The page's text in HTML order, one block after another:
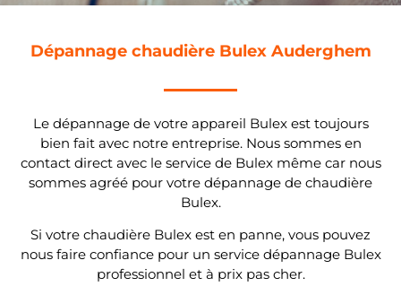
Dépannage chaudière Bulex Auderghem
Le dépannage de votre appareil Bulex est toujours
bien fait avec notre entreprise. Nous sommes en
contact direct avec le service de Bulex même car nous
sommes agréé pour votre dépannage de chaudière
Bulex.
Si votre chaudière Bulex est en panne, vous pouvez
nous faire confiance pour un service dépannage Bulex
professionnel et à prix pas cher.